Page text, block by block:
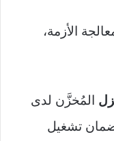
الأزمة،
المُخزَّن لدى
تشغيل